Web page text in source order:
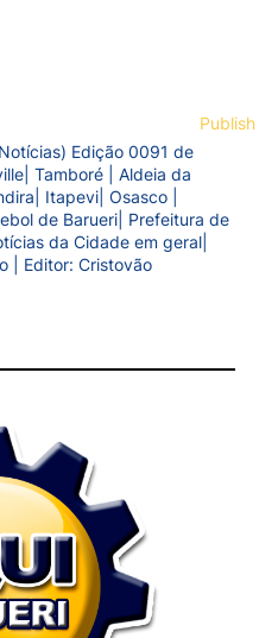
Edição 0091 de
Tamboré | Aldeia da
Itapevi| Osasco |
de Barueri| Prefeitura de
da Cidade em geral|
| Editor: Cristovão